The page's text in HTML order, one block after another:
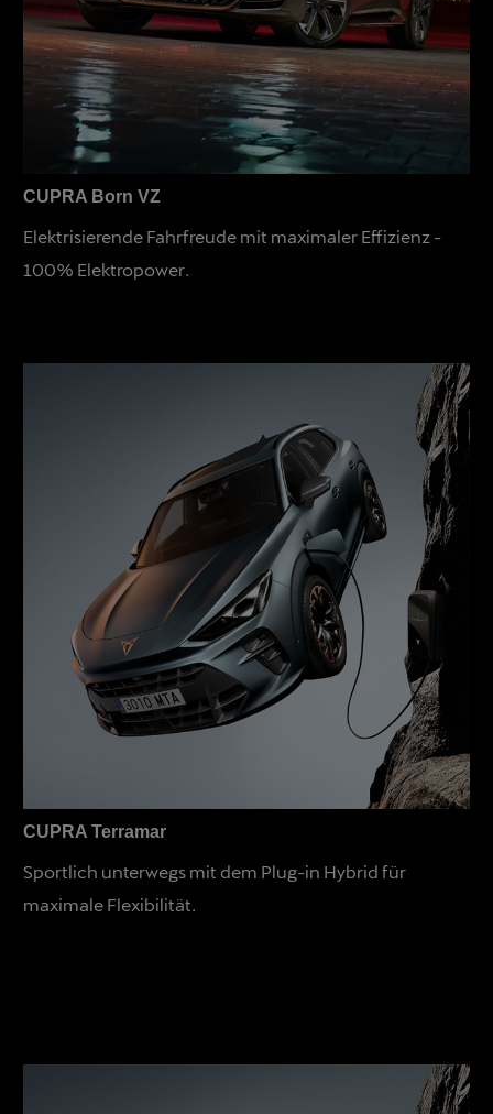
CUPRA Born VZ
Elektrisierende Fahrfreude mit maximaler Effizienz -
100% Elektropower.
CUPRA Terramar
Sportlich unterwegs mit dem Plug-in Hybrid für
maximale Flexibilität.